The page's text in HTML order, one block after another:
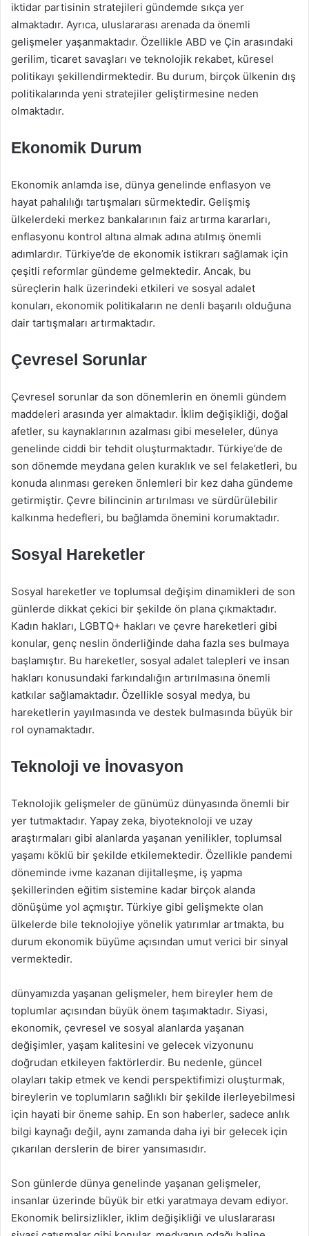
iktidar partisinin stratejileri gündemde sıkça yer
almaktadır. Ayrıca, uluslararası arenada da önemli
gelişmeler yaşanmaktadır. Özellikle ABD ve Çin arasındaki
gerilim, ticaret savaşları ve teknolojik rekabet, küresel
politikayı şekillendirmektedir. Bu durum, birçok ülkenin dış
politikalarında yeni stratejiler geliştirmesine neden
olmaktadır.
Ekonomik Durum
Ekonomik anlamda ise, dünya genelinde enflasyon ve
hayat pahalılığı tartışmaları sürmektedir. Gelişmiş
ülkelerdeki merkez bankalarının faiz artırma kararları,
enflasyonu kontrol altına almak adına atılmış önemli
adımlardır. Türkiye’de de ekonomik istikrarı sağlamak için
çeşitli reformlar gündeme gelmektedir. Ancak, bu
süreçlerin halk üzerindeki etkileri ve sosyal adalet
konuları, ekonomik politikaların ne denli başarılı olduğuna
dair tartışmaları artırmaktadır.
Çevresel Sorunlar
Çevresel sorunlar da son dönemlerin en önemli gündem
maddeleri arasında yer almaktadır. İklim değişikliği, doğal
afetler, su kaynaklarının azalması gibi meseleler, dünya
genelinde ciddi bir tehdit oluşturmaktadır. Türkiye’de de
son dönemde meydana gelen kuraklık ve sel felaketleri, bu
konuda alınması gereken önlemleri bir kez daha gündeme
getirmiştir. Çevre bilincinin artırılması ve sürdürülebilir
kalkınma hedefleri, bu bağlamda önemini korumaktadır.
Sosyal Hareketler
Sosyal hareketler ve toplumsal değişim dinamikleri de son
günlerde dikkat çekici bir şekilde ön plana çıkmaktadır.
Kadın hakları, LGBTQ+ hakları ve çevre hareketleri gibi
konular, genç neslin önderliğinde daha fazla ses bulmaya
başlamıştır. Bu hareketler, sosyal adalet talepleri ve insan
hakları konusundaki farkındalığın artırılmasına önemli
katkılar sağlamaktadır. Özellikle sosyal medya, bu
hareketlerin yayılmasında ve destek bulmasında büyük bir
rol oynamaktadır.
Teknoloji ve İnovasyon
Teknolojik gelişmeler de günümüz dünyasında önemli bir
yer tutmaktadır. Yapay zeka, biyoteknoloji ve uzay
araştırmaları gibi alanlarda yaşanan yenilikler, toplumsal
yaşamı köklü bir şekilde etkilemektedir. Özellikle pandemi
döneminde ivme kazanan dijitalleşme, iş yapma
şekillerinden eğitim sistemine kadar birçok alanda
dönüşüme yol açmıştır. Türkiye gibi gelişmekte olan
ülkelerde bile teknolojiye yönelik yatırımlar artmakta, bu
durum ekonomik büyüme açısından umut verici bir sinyal
vermektedir.
dünyamızda yaşanan gelişmeler, hem bireyler hem de
toplumlar açısından büyük önem taşımaktadır. Siyasi,
ekonomik, çevresel ve sosyal alanlarda yaşanan
değişimler, yaşam kalitesini ve gelecek vizyonunu
doğrudan etkileyen faktörlerdir. Bu nedenle, güncel
olayları takip etmek ve kendi perspektifimizi oluşturmak,
bireylerin ve toplumların sağlıklı bir şekilde ilerleyebilmesi
için hayati bir öneme sahip. En son haberler, sadece anlık
bilgi kaynağı değil, aynı zamanda daha iyi bir gelecek için
çıkarılan derslerin de birer yansımasıdır.
Son günlerde dünya genelinde yaşanan gelişmeler,
insanlar üzerinde büyük bir etki yaratmaya devam ediyor.
Ekonomik belirsizlikler, iklim değişikliği ve uluslararası